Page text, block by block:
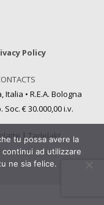
Policy
• R.E.A. Bologna
Soc. € 30.000,00 i.v.
|Tadelakt
tu possa avere la
ad utilizzare
ne sia felice.